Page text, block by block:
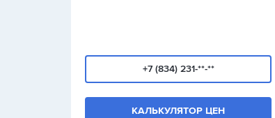
+7 (834) 231-**-**
КАЛЬКУЛЯТОР ЦЕН